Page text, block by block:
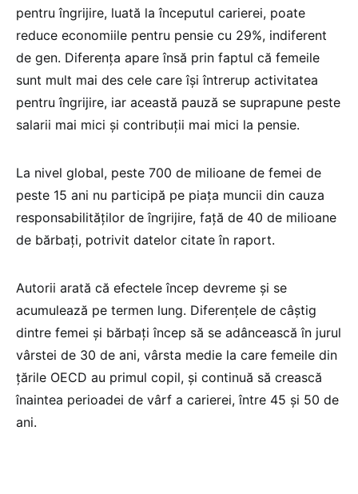
pentru îngrijire, luată la începutul carierei, poate
reduce economiile pentru pensie cu 29%, indiferent
de gen. Diferența apare însă prin faptul că femeile
sunt mult mai des cele care își întrerup activitatea
pentru îngrijire, iar această pauză se suprapune peste
salarii mai mici și contribuții mai mici la pensie.
La nivel global, peste 700 de milioane de femei de
peste 15 ani nu participă pe piața muncii din cauza
responsabilităților de îngrijire, față de 40 de milioane
de bărbați, potrivit datelor citate în raport.
Autorii arată că efectele încep devreme și se
acumulează pe termen lung. Diferențele de câștig
dintre femei și bărbați încep să se adâncească în jurul
vârstei de 30 de ani, vârsta medie la care femeile din
țările OECD au primul copil, și continuă să crească
înaintea perioadei de vârf a carierei, între 45 și 50 de
ani.